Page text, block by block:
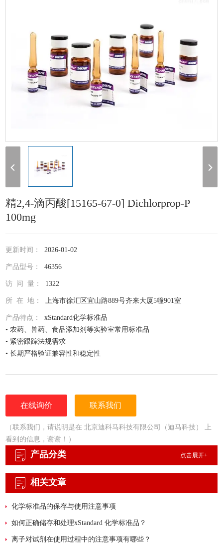
精2,4-滴丙酸[15165-67-0] Dichlorprop-P
100mg
更新时间：2026-01-02
产品型号：46356
访 问 量： 1322
所 在 地：上海市徐汇区宜山路889号齐来大厦5幢901室
产品特点：xStandard化学标准品
• 农药、兽药、食品添加剂等实验室常用标准品
• 紧密跟踪法规需求
• 长期严格验证兼容性和稳定性
• 详尽的分析证书（COA）
• 更为人性化的小包装量，利于保存，节约成本
在线询价 联系我们
（联系我们，请说明是在 北京迪科马科技有限公司（迪马科技） 上
看到的信息，谢谢！）
产品分类 点击展开+
相关文章
化学标准品的保存与使用注意事项
如何正确储存和处理xStandard 化学标准品？
离子对试剂在使用过程中的注意事项有哪些？